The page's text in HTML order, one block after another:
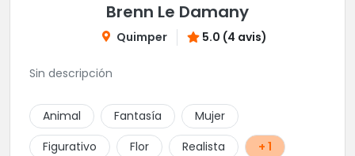
Brenn Le Damany
Quimper 5.0 (4 avis)
Sin descripción
Animal Fantasía
Mujer
Figurativo
Flor Realista + 1